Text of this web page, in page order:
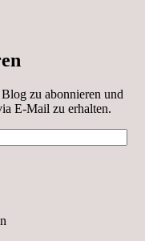
zu abonnieren und
E-Mail zu erhalten.